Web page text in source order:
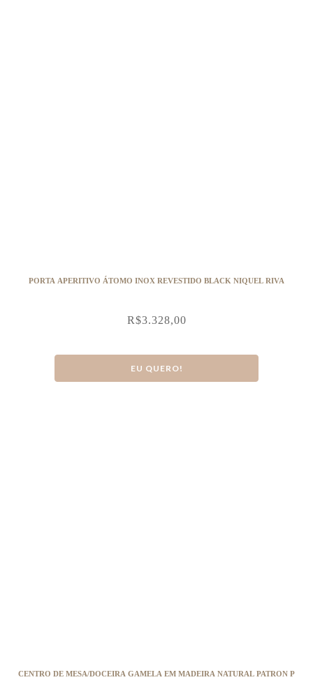
PORTA APERITIVO ÁTOMO INOX REVESTIDO BLACK NIQUEL RIVA
R$3.328,00
EU QUERO!
CENTRO DE MESA/DOCEIRA GAMELA EM MADEIRA NATURAL PATRON P